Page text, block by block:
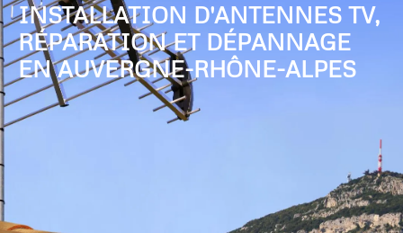
INSTALLATION D'ANTENNES TV,
RÉPARATION ET DÉPANNAGE
EN AUVERGNE-RHÔNE-ALPES